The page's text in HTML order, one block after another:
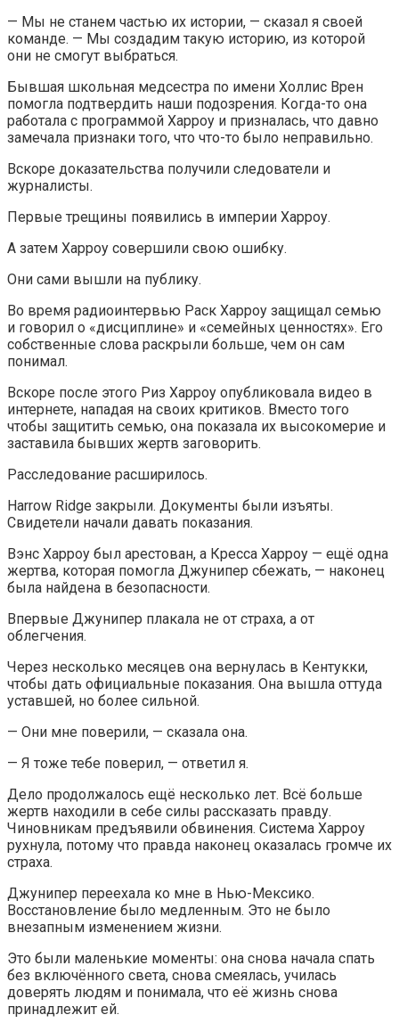
— Мы не станем частью их истории, — сказал я своей
команде. — Мы создадим такую историю, из которой
они не смогут выбраться.
Бывшая школьная медсестра по имени Холлис Врен
помогла подтвердить наши подозрения. Когда-то она
работала с программой Харроу и призналась, что давно
замечала признаки того, что что-то было неправильно.
Вскоре доказательства получили следователи и
журналисты.
Первые трещины появились в империи Харроу.
А затем Харроу совершили свою ошибку.
Они сами вышли на публику.
Во время радиоинтервью Раск Харроу защищал семью
и говорил о «дисциплине» и «семейных ценностях». Его
собственные слова раскрыли больше, чем он сам
понимал.
Вскоре после этого Риз Харроу опубликовала видео в
интернете, нападая на своих критиков. Вместо того
чтобы защитить семью, она показала их высокомерие и
заставила бывших жертв заговорить.
Расследование расширилось.
Harrow Ridge закрыли. Документы были изъяты.
Свидетели начали давать показания.
Вэнс Харроу был арестован, а Кресса Харроу — ещё одна
жертва, которая помогла Джунипер сбежать, — наконец
была найдена в безопасности.
Впервые Джунипер плакала не от страха, а от
облегчения.
Через несколько месяцев она вернулась в Кентукки,
чтобы дать официальные показания. Она вышла оттуда
уставшей, но более сильной.
— Они мне поверили, — сказала она.
— Я тоже тебе поверил, — ответил я.
Дело продолжалось ещё несколько лет. Всё больше
жертв находили в себе силы рассказать правду.
Чиновникам предъявили обвинения. Система Харроу
рухнула, потому что правда наконец оказалась громче их
страха.
Джунипер переехала ко мне в Нью-Мексико.
Восстановление было медленным. Это не было
внезапным изменением жизни.
Это были маленькие моменты: она снова начала спать
без включённого света, снова смеялась, училась
доверять людям и понимала, что её жизнь снова
принадлежит ей.